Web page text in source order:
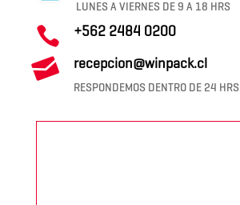
LUNES A VIERNES DE 9 A 18 HRS
 +562 2484 0200
 recepcion@winpack.cl
RESPONDEMOS DENTRO DE 24 HRS